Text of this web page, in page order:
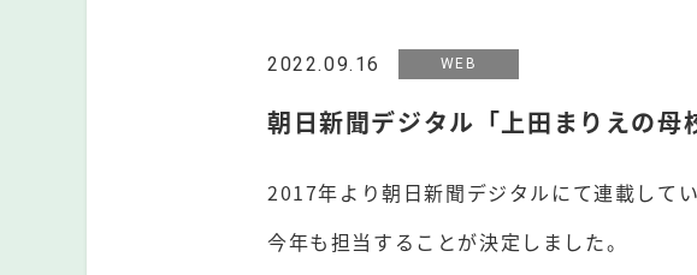
2022.09.16 WEB
朝日新聞デジタル「上田まりえの
2017年より朝日新聞デジタルにて連載して
今年も担当することが決定しました。